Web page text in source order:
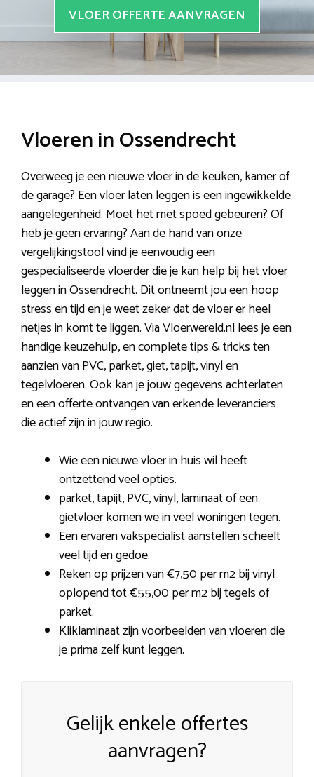
VLOER OFFERTE AANVRAGEN
Vloeren in Ossendrecht
Overweeg je een nieuwe vloer in de keuken, kamer of
de garage? Een vloer laten leggen is een ingewikkelde
aangelegenheid. Moet het met spoed gebeuren? Of
heb je geen ervaring? Aan de hand van onze
vergelijkingstool vind je eenvoudig een
gespecialiseerde vloerder die je kan help bij het vloer
leggen in Ossendrecht. Dit ontneemt jou een hoop
stress en tijd en je weet zeker dat de vloer er heel
netjes in komt te liggen. Via Vloerwereld.nl lees je een
handige keuzehulp, en complete tips & tricks ten
aanzien van PVC, parket, giet, tapijt, vinyl en
tegelvloeren. Ook kan je jouw gegevens achterlaten
en een offerte ontvangen van erkende leveranciers
die actief zijn in jouw regio.
Wie een nieuwe vloer in huis wil heeft
ontzettend veel opties.
parket, tapijt, PVC, vinyl, laminaat of een
gietvloer komen we in veel woningen tegen.
Een ervaren vakspecialist aanstellen scheelt
veel tijd en gedoe.
Reken op prijzen van €7,50 per m2 bij vinyl
oplopend tot €55,00 per m2 bij tegels of
parket.
Kliklaminaat zijn voorbeelden van vloeren die
je prima zelf kunt leggen.
Gelijk enkele offertes
aanvragen?